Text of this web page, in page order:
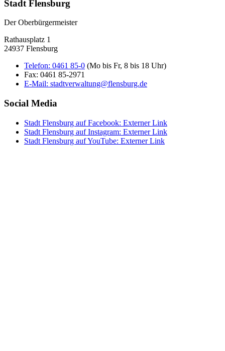
Stadt Flensburg
Der Oberbürgermeister
Rathausplatz 1
24937 Flensburg
Telefon: 0461 85-0 (Mo bis Fr, 8 bis 18 Uhr)
Fax: 0461 85-2971
E-Mail: stadtverwaltung@flensburg.de
Social Media
Stadt Flensburg auf Facebook: Externer Link
Stadt Flensburg auf Instagram: Externer Link
Stadt Flensburg auf YouTube: Externer Link